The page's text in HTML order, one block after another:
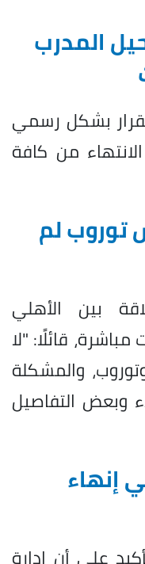
المدرب
بشكل رسمي
من كافة
توروب لم
بين الأهلي
قائلًا: "لا
والمشكلة
وبعض التفاصيل
إنهاء